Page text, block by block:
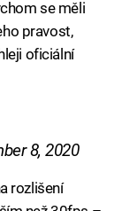
se měli
pravost,
oficiální
8, 2020
rozlišení